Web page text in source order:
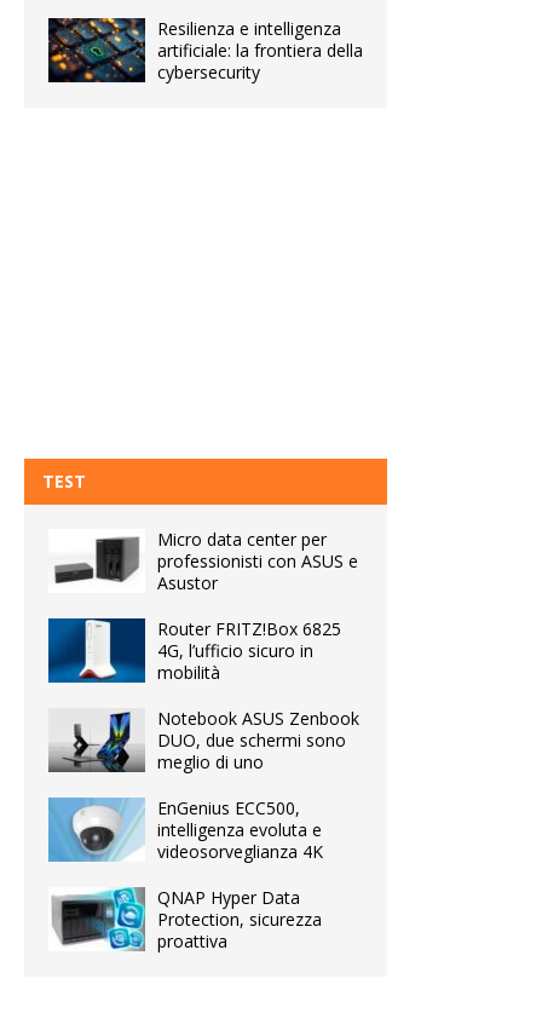
Resilienza e intelligenza
artificiale: la frontiera della
cybersecurity
TEST
Micro data center per
professionisti con ASUS e
Asustor
Router FRITZ!Box 6825
4G, l’ufficio sicuro in
mobilità
Notebook ASUS Zenbook
DUO, due schermi sono
meglio di uno
EnGenius ECC500,
intelligenza evoluta e
videosorveglianza 4K
QNAP Hyper Data
Protection, sicurezza
proattiva